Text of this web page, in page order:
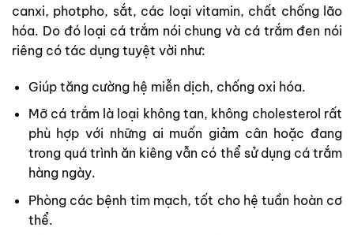
canxi, photpho, sắt, các loại vitamin, chất chống lão
hóa. Do đó loại cá trắm nói chung và cá trắm đen nói
riêng có tác dụng tuyệt vời như:
Giúp tăng cường hệ miễn dịch, chống oxi hóa.
Mỡ cá trắm là loại không tan, không cholesterol rất
phù hợp với những ai muốn giảm cân hoặc đang
trong quá trình ăn kiêng vẫn có thể sử dụng cá trắm
hàng ngày.
Phòng các bệnh tim mạch, tốt cho hệ tuần hoàn cơ
thể.